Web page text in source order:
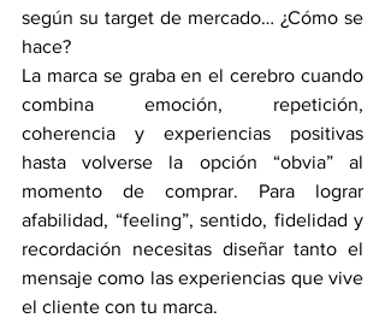
según su target de mercado… ¿Cómo se
hace?
La marca se graba en el cerebro cuando
combina emoción, repetición,
coherencia y experiencias positivas
hasta volverse la opción “obvia” al
momento de comprar. Para lograr
afabilidad, “feeling”, sentido, fidelidad y
recordación necesitas diseñar tanto el
mensaje como las experiencias que vive
el cliente con tu marca.